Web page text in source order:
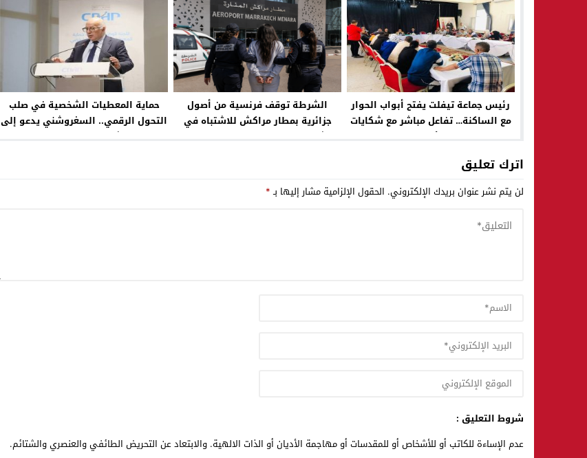
رئيس جماعة تيفلت يفتح أبواب الحوار
مع الساكنة… تفاعل مباشر مع شكايات
الأحياء
الشرطة توقف فرنسية من أصول
جزائرية بمطار مراكش للاشتباه في
التشهير بالمغاربة والإساءة لمؤسسة
حماية المعطيات الشخصية في صلب
التحول الرقمي.. السغروشني يدعو إلى
ترسيخ الثقة الرقمية لإنجاح الذكاء
اترك تعليق
لن يتم نشر عنوان بريدك الإلكتروني. الحقول الإلزامية مشار إليها بـ*
شروط التعليق :
عدم الإساءة للكاتب أو للأشخاص أو للمقدسات أو مهاجمة الأديان أو الذات الالهية. والابتعاد عن التحريض الطائفي والعنصري والشتائم.